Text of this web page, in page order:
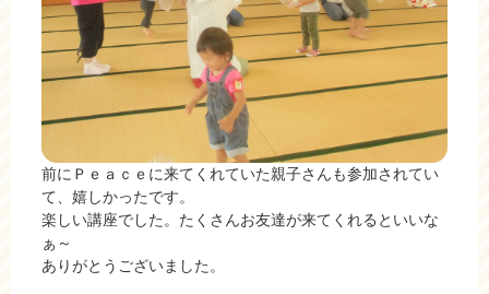
前にＰｅａｃｅに来てくれていた親子さんも参加されてい
て、嬉しかったです。
楽しい講座でした。たくさんお友達が来てくれるといいな
ぁ～
ありがとうございました。